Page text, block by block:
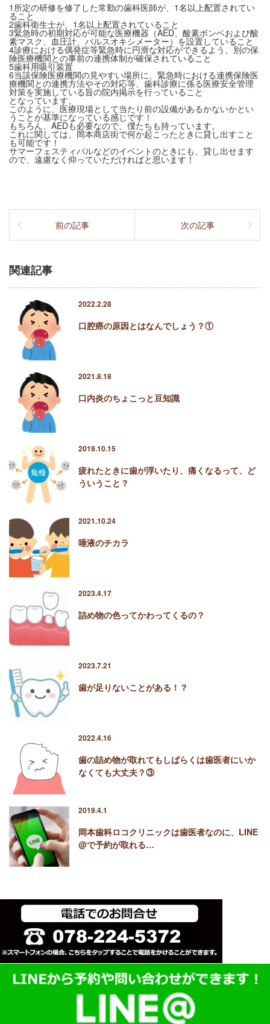
1所定の研修を修了した常勤の歯科医師が、1名以上配置されてい
ること
2歯科衛生士が、1名以上配置されていること
3緊急時の初期対応が可能な医療機器（AED、酸素ボンベおよび酸
素マスク、血圧計、パルスオキシメーター）を設置していること
4診療における偶発症等緊急時に円滑な対応ができるよう、別の保
険医療機関との事前の連携体制が確保されていること
5歯科用吸引装置
6当該保険医療機関の見やすい場所に、緊急時における連携保険医
療機関との連携方法やその対応等、歯科診療に係る医療安全管理
対策を実施している旨の院内掲示を行っていること
となっています。
このように、医療現場として当たり前の設備があるかないかとい
うことが基準になっている感じです！
もちろん、AEDも必要なので、僕たちも持っています。
これに関しては、岡本商店街で何か起こったときに貸し出すこと
も可能です！
サマーフェスティバルなどのイベントのときにも、貸し出せます
ので、遠慮なく仰っていただければと思います！
前の記事 次の記事
関連記事
2022.2.28
口腔癌の原因とはなんでしょう？①
2021.8.18
口内炎のちょこっと豆知識
2019.10.15
疲れたときに歯が浮いたり、痛くなるって、ど
ういうこと？
2021.10.24
唾液のチカラ
2023.4.17
詰め物の色ってかわってくるの？
2023.7.21
歯が足りないことがある！？
2022.4.16
歯の詰め物が取れてもしばらくは歯医者にいか
なくても大丈夫？③
2019.4.1
岡本歯科ロコクリニックは歯医者なのに、LINE
@で予約が取れる…